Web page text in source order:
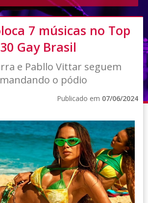
7 músicas no Top
30 Gay Brasil
e Pabllo Vittar seguem
o pódio
Publicado em 07/06/2024